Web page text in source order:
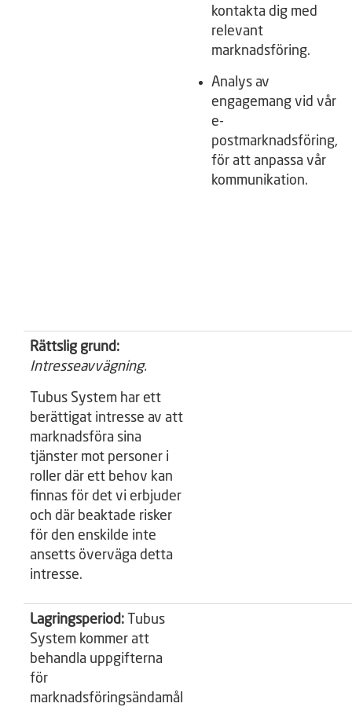
kontakta dig med
relevant
marknadsföring.
Analys av
engagemang vid vår
e-
postmarknadsföring,
för att anpassa vår
kommunikation.
Rättslig grund:
Intresseavvägning.
Tubus System har ett
berättigat intresse av att
marknadsföra sina
tjänster mot personer i
roller där ett behov kan
finnas för det vi erbjuder
och där beaktade risker
för den enskilde inte
ansetts överväga detta
intresse.
Lagringsperiod: Tubus
System kommer att
behandla uppgifterna
för
marknadsföringsändamål